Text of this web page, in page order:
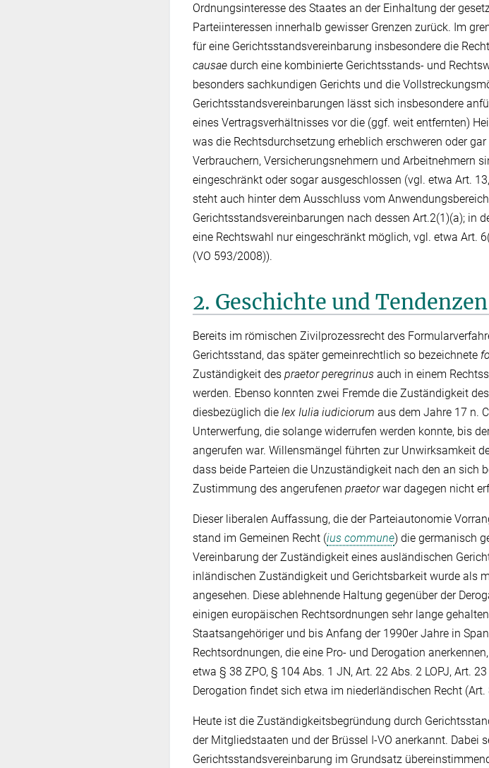
Ordnungsinteresse des Staates an der Einhaltung der
Parteiinteressen innerhalb gewisser Grenzen zurück. Im
für eine Gerichtsstandsvereinbarung insbesondere die
causae durch eine kombinierte Gerichtsstands- und
besonders sachkundigen Gerichts und die
Gerichtsstandsvereinbarungen lässt sich insbesondere
eines Vertragsverhältnisses vor die (ggf. weit entfernten)
was die Rechtsdurchsetzung erheblich erschweren oder
Verbrauchern, Versicherungsnehmern und Arbeitnehmern
eingeschränkt oder sogar ausgeschlossen (vgl. etwa Art.
steht auch hinter dem Ausschluss vom
Gerichtsstandsvereinbarungen nach dessen Art.2(1)(a); in
eine Rechtswahl nur eingeschränkt möglich, vgl. etwa Art.
(VO 593/‌2008)).
2. Geschichte und
Bereits im römischen Zivilprozessrecht des
Gerichtsstand, das später gemeinrechtlich so bezeichnete
Zuständigkeit des praetor peregrinus auch in einem
werden. Ebenso konnten zwei Fremde die Zuständigkeit des
diesbezüglich die lex Iulia iudiciorum aus dem Jahre 17 n.
Unterwerfung, die solange widerrufen werden konnte, bis
angerufen war. Willensmängel führten zur Unwirksamkeit
dass beide Parteien die Unzuständigkeit nach den an sich
Zustimmung des angerufenen praetorwar dagegen nicht
Dieser liberalen Auffassung, die der Parteiautonomie
stand im Gemeinen Recht (ius commune) die germanisch
Vereinbarung der Zuständigkeit eines ausländischen
inländischen Zuständigkeit und Gerichtsbarkeit wurde als
angesehen. Diese ablehnende Haltung gegenüber der
einigen europäischen Rechtsordnungen sehr lange
Staatsangehöriger und bis Anfang der 1990er Jahre in
Rechtsordnungen, die eine Pro- und Derogation
etwa § 38 ZPO, § 104 Abs. 1 JN, Art. 22 Abs. 2 LOPJ, Art.
Derogation findet sich etwa im niederländischen Recht (Art.
Heute ist die Zuständigkeitsbegründung durch
der Mitgliedstaaten und der Brüssel I-VO anerkannt. Dabei
Gerichtsstandsvereinbarung im Grundsatz